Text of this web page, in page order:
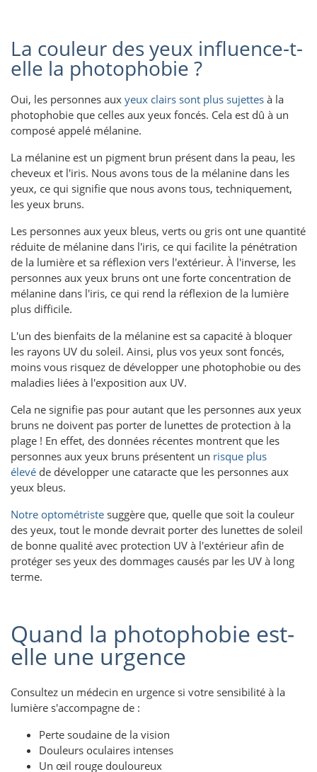
La couleur des yeux influence-t-
elle la photophobie ?
Oui, les personnes aux yeux clairs sont plus sujettes à la
photophobie que celles aux yeux foncés. Cela est dû à un
composé appelé mélanine.
La mélanine est un pigment brun présent dans la peau, les
cheveux et l'iris. Nous avons tous de la mélanine dans les
yeux, ce qui signifie que nous avons tous, techniquement,
les yeux bruns.
Les personnes aux yeux bleus, verts ou gris ont une quantité
réduite de mélanine dans l'iris, ce qui facilite la pénétration
de la lumière et sa réflexion vers l'extérieur. À l'inverse, les
personnes aux yeux bruns ont une forte concentration de
mélanine dans l'iris, ce qui rend la réflexion de la lumière
plus difficile.
L'un des bienfaits de la mélanine est sa capacité à bloquer
les rayons UV du soleil. Ainsi, plus vos yeux sont foncés,
moins vous risquez de développer une photophobie ou des
maladies liées à l'exposition aux UV.
Cela ne signifie pas pour autant que les personnes aux yeux
bruns ne doivent pas porter de lunettes de protection à la
plage ! En effet, des données récentes montrent que les
personnes aux yeux bruns présentent un risque plus
élevé de développer une cataracte que les personnes aux
yeux bleus.
Notre optométriste suggère que, quelle que soit la couleur
des yeux, tout le monde devrait porter des lunettes de soleil
de bonne qualité avec protection UV à l'extérieur afin de
protéger ses yeux des dommages causés par les UV à long
terme.
Quand la photophobie est-
elle une urgence
Consultez un médecin en urgence si votre sensibilité à la
lumière s'accompagne de :
Perte soudaine de la vision
Douleurs oculaires intenses
Un œil rouge douloureux